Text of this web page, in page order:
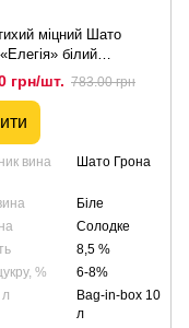
міцний Шато
білий
10л
грн/шт. 783.00 грн
вина
Шато Грона
Біле
Солодке
8,5 %
%
6-8%
Bag-in-box 10
л